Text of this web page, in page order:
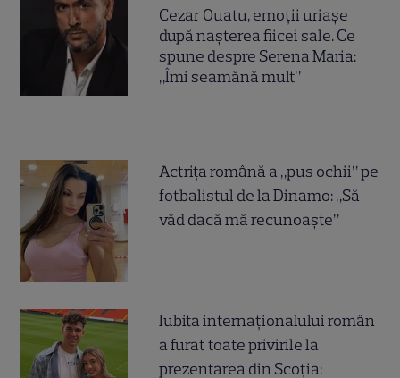
Cezar Ouatu, emoții uriașe
după nașterea fiicei sale. Ce
spune despre Serena Maria:
„Îmi seamănă mult”
Actrița română a „pus ochii” pe
fotbalistul de la Dinamo: „Să
văd dacă mă recunoaște”
Iubita internaționalului român
a furat toate privirile la
prezentarea din Scoția: